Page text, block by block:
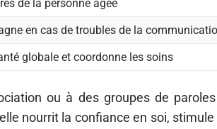
de la personne âgée
en cas de troubles de la
globale et coordonne les soins
ou à des groupes de
nourrit la confiance en soi,